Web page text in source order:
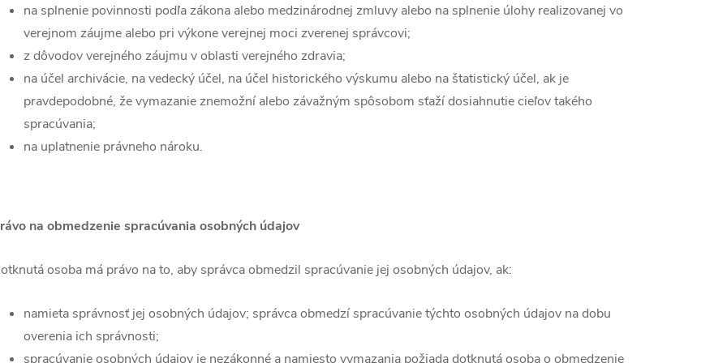
na splnenie povinnosti podľa zákona alebo medzinárodnej zmluvy alebo na splnenie úlohy realizovanej vo
verejnom záujme alebo pri výkone verejnej moci zverenej správcovi;
z dôvodov verejného záujmu v oblasti verejného zdravia;
na účel archivácie, na vedecký účel, na účel historického výskumu alebo na štatistický účel, ak je
pravdepodobné, že vymazanie znemožní alebo závažným spôsobom sťaží dosiahnutie cieľov takého
spracúvania;
na uplatnenie právneho nároku.
na obmedzenie spracúvania osobných údajov
osoba má právo na to, aby správca obmedzil spracúvanie jej osobných údajov, ak:
namieta správnosť jej osobných údajov; správca obmedzí spracúvanie týchto osobných údajov na dobu
overenia ich správnosti;
spracúvanie osobných údajov je nezákonné a namiesto vymazania požiada dotknutá osoba o obmedzenie